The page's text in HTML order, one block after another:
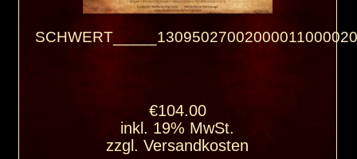
€104.00
inkl. 19% MwSt.
zzgl.Versandkosten